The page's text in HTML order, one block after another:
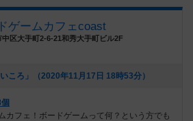
ゲームカフェcoast
中区大手町2-6-21和秀大手町ビル2F
ころ」（2020年11月17日 18時53分）
カフェ！ボードゲームって何？という方でも